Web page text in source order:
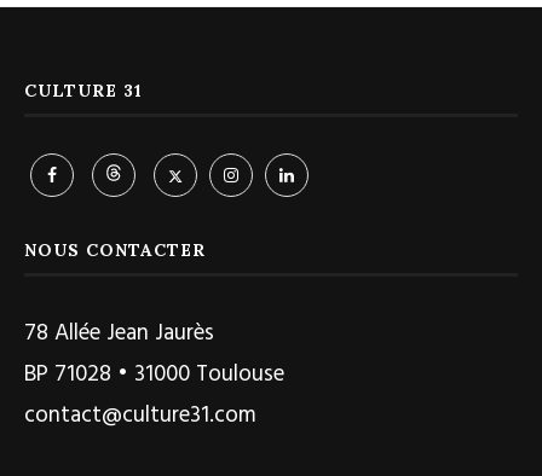
CULTURE 31
NOUS CONTACTER
78 Allée Jean Jaurès
BP 71028 • 31000 Toulouse
contact@culture31.com